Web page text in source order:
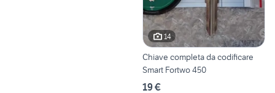
14
Chiave completa da codificare
Smart Fortwo 450
19 €